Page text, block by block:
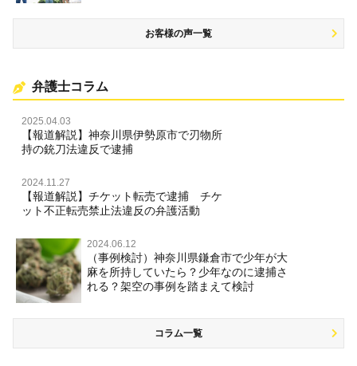
お客様の声一覧
弁護士コラム
2025.04.03
【報道解説】神奈川県伊勢原市で刃物所
持の銃刀法違反で逮捕
2024.11.27
【報道解説】チケット転売で逮捕 チケ
ット不正転売禁止法違反の弁護活動
2024.06.12
（事例検討）神奈川県鎌倉市で少年が大
麻を所持していたら？少年なのに逮捕さ
れる？架空の事例を踏まえて検討
コラム一覧